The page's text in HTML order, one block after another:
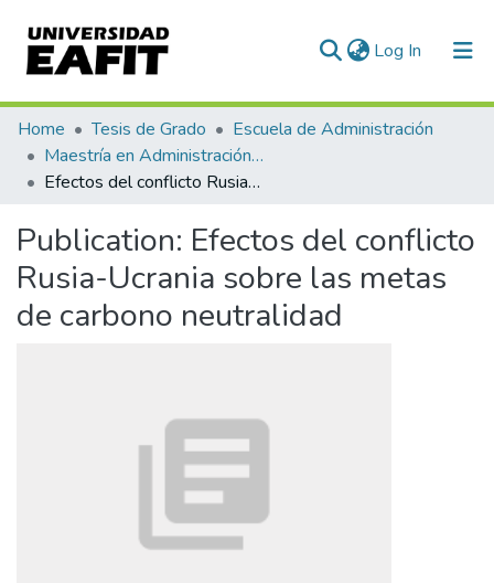
Log In (current)
Communities & Collections
All of DSpace
Home Tesis de Grado
Escuela de Administración
Maestría en Administración - MBA (tesis)
Efectos del conflicto Rusia-Ucrania sobre las metas de carbono neutralidad
Publication: Efectos del conflicto
Rusia-Ucrania sobre las metas
de carbono neutralidad